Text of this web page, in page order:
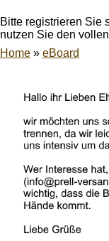
Bitte registrieren Sie
nutzen Sie den
Home » eBoard